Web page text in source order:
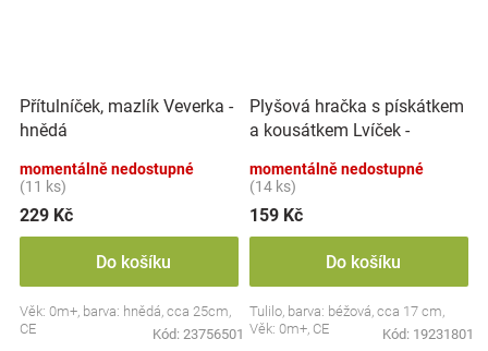
Přítulníček, mazlík Veverka -
hnědá
momentálně nedostupné
(11 ks)
229 Kč
Do košíku
Věk: 0m+, barva: hnědá, cca 25cm,
CE
Kód: 23756501
Plyšová hračka s pískátkem
a kousátkem Lvíček -
momentálně nedostupné
(14 ks)
159 Kč
Do košíku
Tulilo, barva: béžová, cca 17 cm,
Věk: 0m+, CE
Kód: 19231801